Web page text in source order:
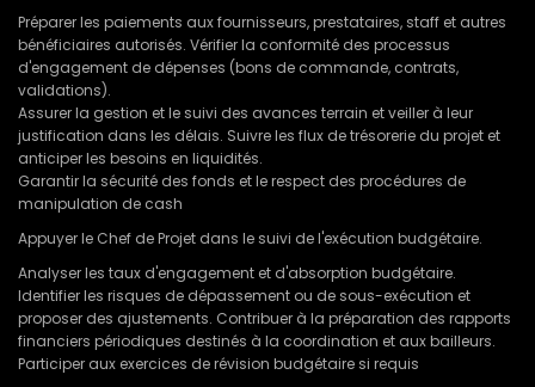
Préparer les paiements aux fournisseurs, prestataires, staff et autres
bénéficiaires autorisés. Vérifier la conformité des processus
d'engagement de dépenses (bons de commande, contrats,
validations).
Assurer la gestion et le suivi des avances terrain et veiller à leur
justification dans les délais. Suivre les flux de trésorerie du projet et
anticiper les besoins en liquidités.
Garantir la sécurité des fonds et le respect des procédures de
manipulation de cash
Appuyer le Chef de Projet dans le suivi de l'exécution budgétaire.
Analyser les taux d'engagement et d'absorption budgétaire.
Identifier les risques de dépassement ou de sous-exécution et
proposer des ajustements. Contribuer à la préparation des rapports
financiers périodiques destinés à la coordination et aux bailleurs.
Participer aux exercices de révision budgétaire si requis